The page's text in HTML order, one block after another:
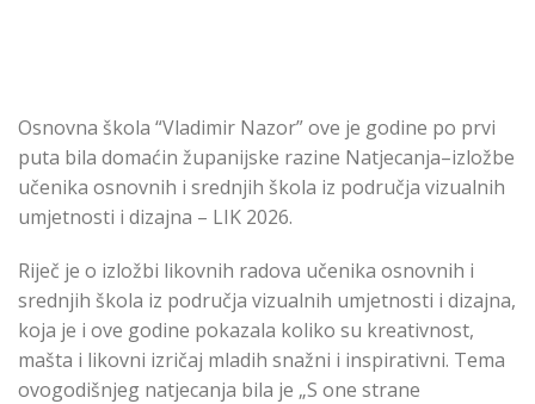
Osnovna škola “Vladimir Nazor” ove je godine po prvi
puta bila domaćin županijske razine Natjecanja–izložbe
učenika osnovnih i srednjih škola iz područja vizualnih
umjetnosti i dizajna – LIK 2026.
Riječ je o izložbi likovnih radova učenika osnovnih i
srednjih škola iz područja vizualnih umjetnosti i dizajna,
koja je i ove godine pokazala koliko su kreativnost,
mašta i likovni izričaj mladih snažni i inspirativni. Tema
ovogodišnjeg natjecanja bila je „S one strane